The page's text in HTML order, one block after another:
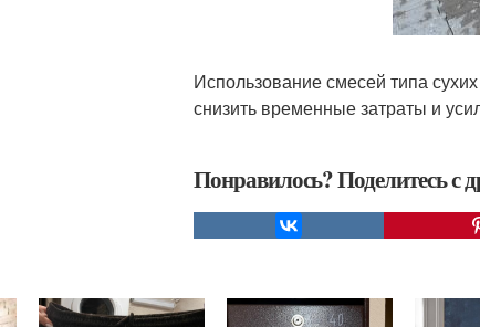
Использование смесей типа
снизить временные затраты и
Понравилось? Поделитесь с